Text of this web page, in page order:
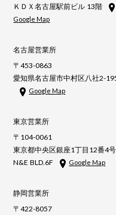
ＫＤＸ名古屋駅前ビル 13階
Google Map
名古屋営業所
〒453-0863
愛知県名古屋市中村区八社2-
Google Map
東京営業所
〒104-0061
東京都中央区銀座1丁目12番4号
N&E BLD.6F
Google Map
静岡営業所
〒422-8057